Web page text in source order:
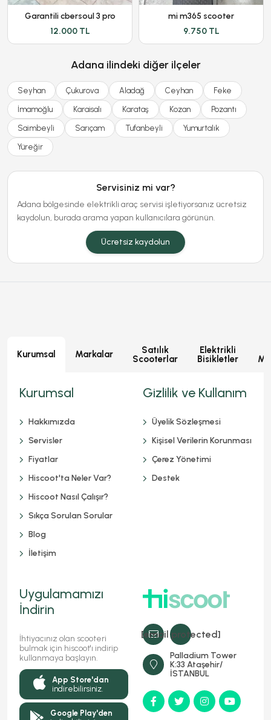
Garantili cbersoul 3 pro
12.000 TL
mi m365 scooter
9.750 TL
Adana ilindeki diğer ilçeler
Seyhan Çukurova Aladağ Ceyhan Feke
İmamoğlu Karaisalı Karataş Kozan Pozantı
Saimbeyli Sarıçam Tufanbeyli Yumurtalık
Yüreğir
Servisiniz mi var?
Adana bölgesinde elektrikli araç servisi işletiyorsanız ücretsiz
kaydolun, burada arama yapan kullanıcılara görünün.
Ücretsiz kaydolun
Kurumsal Markalar
Satılık
Scooterlar
Elektrikli
Bisikletler
[email protected]
Palladium Tower
K:33 Ataşehir/
İSTANBUL
Kurumsal
Hakkımızda
Servisler
Fiyatlar
Hiscoot'ta Neler Var?
Hiscoot Nasıl Çalışır?
Sıkça Sorulan Sorular
Blog
İletişim
Gizlilik ve Kullanım
Üyelik Sözleşmesi
Kişisel Verilerin Korunması
Çerez Yönetimi
Destek
Uygulamamızı
İndirin
İhtiyacınız olan scooteri
bulmak için hiscoot'ı indirip
kullanmaya başlayın.
App Store'dan
indirebilirsiniz.
Google Play'den